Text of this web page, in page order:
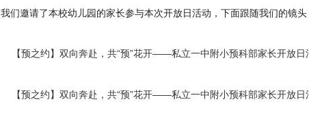
我们邀请了本校幼儿园的家长参与本次开放日活动，下面跟随我们的镜头